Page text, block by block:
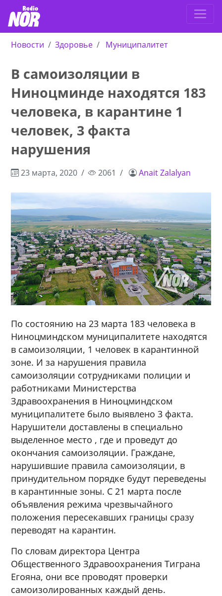
Новости Здоровье Муниципалитет
В самоизоляции в
Ниноцминде находятся 183
человека, в карантине 1
человек, 3 факта
нарушения
23 марта, 2020 2061 Anait Zalalyan
По состоянию на 23 марта 183 человека в
Ниноцминдском муниципалитете находятся
в самоизоляции, 1 человек в карантинной
зоне. И за нарушения правила
самоизоляции сотрудниками полиции и
работниками Министерства
Здравоохранения в Ниноцминдском
муниципалитете было выявлено 3 факта.
Нарушители доставлены в специально
выделенное место , где и проведут до
окончания самоизоляции. Граждане,
нарушившие правила самоизоляции, в
принудительном порядке будут переведены
в карантинные зоны. С 21 марта после
объявления режима чрезвычайного
положения пересекавших границы сразу
переводят на карантин.
По словам директора Центра
Общественного Здравоохранения Тиграна
Егояна, они все проводят проверки
самоизолированных каждый день.